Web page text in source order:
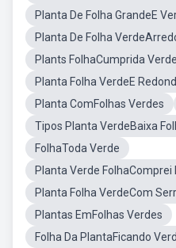
Planta De Folha GrandeE
Planta De Folha
Plants FolhaCumprida Verde
Planta Folha VerdeE
Planta ComFolhas Verdes
Tipos Planta VerdeBaixa
FolhaToda Verde
Planta Verde FolhaComprei
Planta Folha VerdeCom
Plantas EmFolhas Verdes
Folha Da PlantaFicando